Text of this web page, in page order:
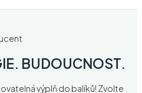
BUDOUCNOST.
výplň do balíků! Zvolte